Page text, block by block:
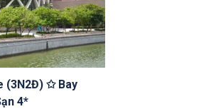
(3N2Đ) ✩ Bay
4*